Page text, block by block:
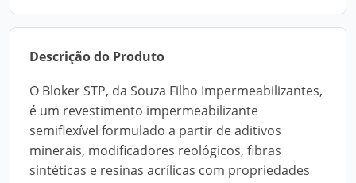
Descrição do Produto
O Bloker STP, da Souza Filho Impermeabilizantes,
é um revestimento impermeabilizante
semiflexível formulado a partir de aditivos
minerais, modificadores reológicos, fibras
sintéticas e resinas acrílicas com propriedades